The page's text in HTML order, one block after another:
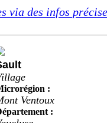
via des infos
:
Ventoux
: